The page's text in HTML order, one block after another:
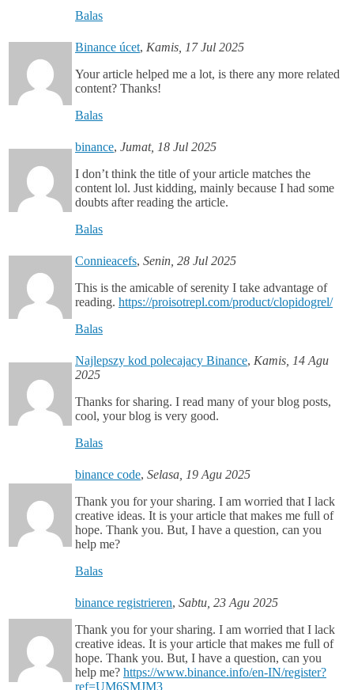
Balas
Binance úcet, Kamis, 17 Jul 2025
Your article helped me a lot, is there any more related
content? Thanks!
Balas
binance, Jumat, 18 Jul 2025
I don’t think the title of your article matches the
content lol. Just kidding, mainly because I had some
doubts after reading the article.
Balas
Connieacefs, Senin, 28 Jul 2025
This is the amicable of serenity I take advantage of
reading. https://proisotrepl.com/product/clopidogrel/
Balas
Najlepszy kod polecajacy Binance, Kamis, 14 Agu
2025
Thanks for sharing. I read many of your blog posts,
cool, your blog is very good.
Balas
binance code, Selasa, 19 Agu 2025
Thank you for your sharing. I am worried that I lack
creative ideas. It is your article that makes me full of
hope. Thank you. But, I have a question, can you
help me?
Balas
binance registrieren, Sabtu, 23 Agu 2025
Thank you for your sharing. I am worried that I lack
creative ideas. It is your article that makes me full of
hope. Thank you. But, I have a question, can you
help me? https://www.binance.info/en-IN/register?
ref=UM6SMJM3